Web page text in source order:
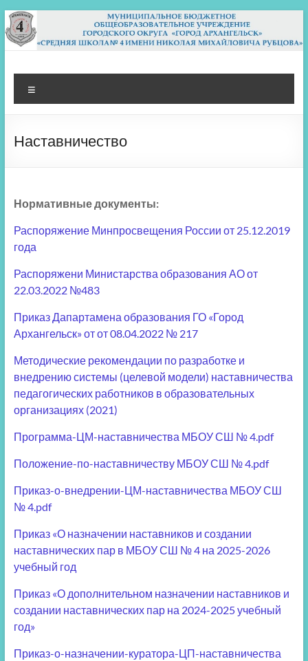
Перейти
к
содержимому
МБОУ СШ 4
Архангельск
Наставничество
Нормативные документы:
Распоряжение Минпросвещения России от 25.12.2019
года
Распоряжени Министарства образования АО от
22.03.2022 №483
Приказ Дапартамена образования ГО «Город
Архангельск» от от 08.04.2022 № 217
Методические рекомендации по разработке и
внедрению системы (целевой модели) наставничества
педагогических работников в образовательных
организациях (2021)
Программа-ЦМ-наставничества МБОУ СШ № 4.pdf
Положение-по-наставничеству МБОУ СШ № 4.pdf
Приказ-о-внедрении-ЦМ-наставничества МБОУ СШ
№ 4.pdf
Приказ «О назначении наставников и создании
наставнических пар в МБОУ СШ № 4 на 2025-2026
учебный год
Приказ «О дополнительном назначении наставников и
создании наставнических пар на 2024-2025 учебный
год»
Приказ-о-назначении-куратора-ЦП-наставничества